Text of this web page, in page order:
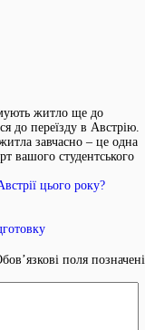
житло ще до
до переїзду в Австрію.
завчасно – це одна
вашого студентського
цього року?
поля позначені